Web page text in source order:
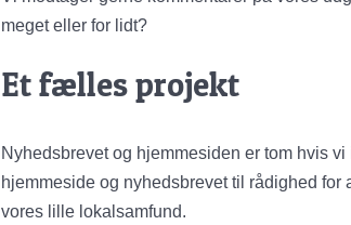
meget eller for lidt?
Et fælles projekt
Nyhedsbrevet og hjemmesiden er tom hvis
hjemmeside og nyhedsbrevet til rådighed for
vores lille lokalsamfund.